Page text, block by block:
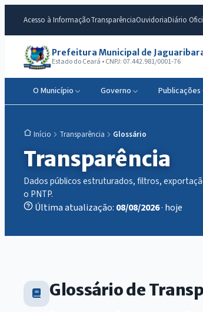
Acesso à InformaçãoTransparênciaOuvidoriaDiário
Prefeitura Municipal de
Estado do Ceará • CNPJ: 07.442.981/0001-76
O Município Governo Publicações
Início Transparência Glossário
Transparência
Dados públicos estruturados, filtros,
o PNTP.
Última atualização: 08/08/2026· hoje
Glossário de